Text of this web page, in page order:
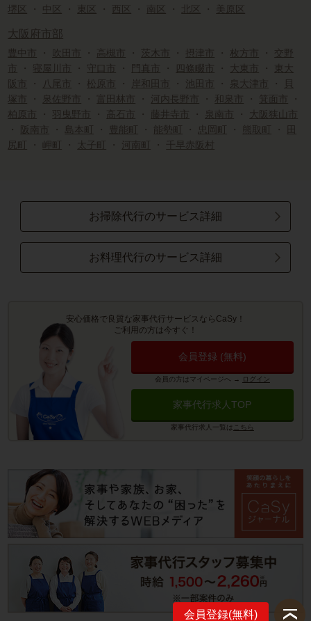
堺区 ・ 中区 ・ 東区 ・ 西区 ・ 南区 ・ 北区 ・ 美原区
大阪府市部
豊中市 ・ 吹田市 ・ 高槻市 ・ 茨木市 ・ 摂津市 ・ 枚方市 ・
交野
・ 寝屋川市 ・ 守口市 ・ 門真市 ・ 四條畷市 ・ 大東市 ・
東大
阪市
・ 八尾市 ・ 松原市 ・ 岸和田市 ・ 池田市 ・ 泉大津市 ・
貝
塚市
・ 泉佐野市 ・ 富田林市 ・ 河内長野市 ・ 和泉市 ・ 箕面市
・
柏原市
・ 羽曳野市 ・ 高石市 ・ 藤井寺市 ・ 泉南市 ・
大阪狭山市
・
阪南市 ・ 島本町 ・ 豊能町 ・ 能勢町 ・ 忠岡町 ・ 熊取町 ・
田
尻町
・ 岬町 ・ 太子町 ・ 河南町 ・ 千早赤阪村
お掃除代行のサービス詳細
お料理代行のサービス詳細
安心価格で良質な家事代行サービスならCaSy！
ご利用の方は今すぐ！
会員登録 (無料)
会員の方はマイページへ → ログイン
家事代行求人TOP
家事代行求人一覧は こちら
会員登録(無料)